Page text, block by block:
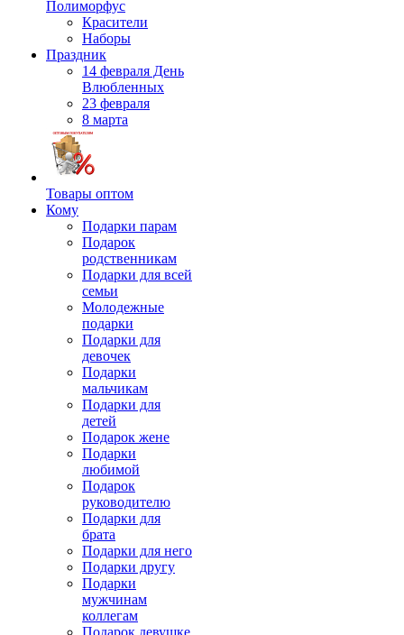
Полиморфус
Красители
Наборы
Праздник
14 февраля День
Влюбленных
23 февраля
8 марта
Товары оптом
Кому
Подарки парам
Подарок
родственникам
Подарки для всей
семьи
Молодежные
подарки
Подарки для
девочек
Подарки
мальчикам
Подарки для
детей
Подарок жене
Подарки
любимой
Подарок
руководителю
Подарки для
брата
Подарки для него
Подарки другу
Подарки
мужчинам
коллегам
Подарок девушке